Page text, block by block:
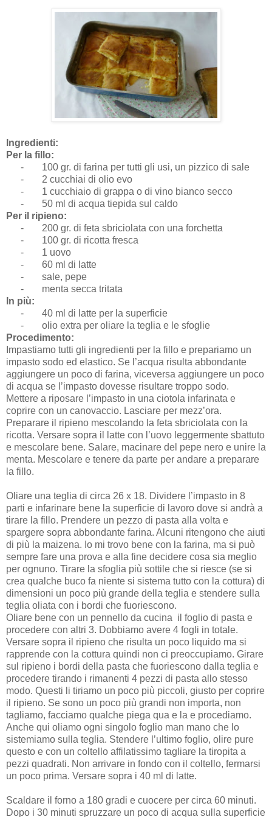
Ingredienti:
Per la fillo:
-
100 gr. di farina per tutti gli usi, un pizzico di sale
-
2 cucchiai di olio evo
-
1 cucchiaio di grappa o di vino bianco secco
-
50 ml di acqua tiepida sul caldo
Per il ripieno:
-
200 gr. di feta sbriciolata con una forchetta
-
100 gr. di ricotta fresca
-
1 uovo
-
60 ml di latte
-
sale, pepe
-
menta secca tritata
In più:
-
40 ml di latte per la superficie
-
olio extra per oliare la teglia e le sfoglie
Procedimento:
Impastiamo tutti gli ingredienti per la fillo e prepariamo un
impasto sodo ed elastico. Se l’acqua risulta abbondante
aggiungere un poco di farina, viceversa aggiungere un poco
di acqua se l’impasto dovesse risultare troppo sodo.
Mettere a riposare l’impasto in una ciotola infarinata e
coprire con un canovaccio. Lasciare per mezz’ora.
Preparare il ripieno mescolando la feta sbriciolata con la
ricotta. Versare sopra il latte con l’uovo leggermente sbattuto
e mescolare bene. Salare, macinare del pepe nero e unire la
menta. Mescolare e tenere da parte per andare a preparare
la fillo.
Oliare una teglia di circa 26 x 18. Dividere l’impasto in 8
parti e infarinare bene la superficie di lavoro dove si andrà a
tirare la fillo. Prendere un pezzo di pasta alla volta e
spargere sopra abbondante farina. Alcuni ritengono che aiuti
di più la maizena. Io mi trovo bene con la farina, ma si può
sempre fare una prova e alla fine decidere cosa sia meglio
per ognuno. Tirare la sfoglia più sottile che si riesce (se si
crea qualche buco fa niente si sistema tutto con la cottura) di
dimensioni un poco più grande della teglia e stendere sulla
teglia oliata con i bordi che fuoriescono.
Oliare bene con un pennello da cucina il foglio di pasta e
procedere con altri 3. Dobbiamo avere 4 fogli in totale.
Versare sopra il ripieno che risulta un poco liquido ma si
rapprende con la cottura quindi non ci preoccupiamo. Girare
sul ripieno i bordi della pasta che fuoriescono dalla teglia e
procedere tirando i rimanenti 4 pezzi di pasta allo stesso
modo. Questi li tiriamo un poco più piccoli, giusto per coprire
il ripieno. Se sono un poco più grandi non importa, non
tagliamo, facciamo qualche piega qua e la e procediamo.
Anche qui oliamo ogni singolo foglio man mano che lo
sistemiamo sulla teglia. Stendere l’ultimo foglio, olire pure
questo e con un coltello affilatissimo tagliare la tiropita a
pezzi quadrati. Non arrivare in fondo con il coltello, fermarsi
un poco prima. Versare sopra i 40 ml di latte.
Scaldare il forno a 180 gradi e cuocere per circa 60 minuti.
Dopo i 30 minuti spruzzare un poco di acqua sulla superficie